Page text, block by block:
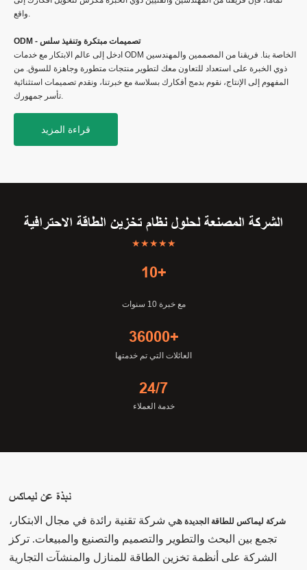
واقع.
ODM - تصميمات مبتكرة وتنفيذ سلس
ادخل إلى عالم الابتكار مع خدمات ODM الخاصة بنا. فريقنا من المصممين والمهندسين
ذوي الخبرة على استعداد للتعاون معك لتطوير منتجات متطورة وجاهزة للسوق. من
المفهوم إلى الإنتاج، نقوم بدمج أفكارك بسلاسة مع خبرتنا، ونقدم تصميمات استثنائية
تأسر جمهورك.
قراءة المزيد
الشركة المصنعة لحلول نظام تخزين الطاقة الاحترافية
★★★★★
10+
مع خبرة 10 سنوات
36000+
العائلات التي تم خدمتها
24/7
خدمة العملاء
نبذة عن ليماكس
شركة ليماكس للطاقة الجديدة هي شركة تقنية رائدة في مجال الابتكار،
تجمع بين البحث والتطوير والتصميم والتصنيع والمبيعات. تركز
الشركة على أنظمة تخزين الطاقة للمنازل والمنشآت التجارية